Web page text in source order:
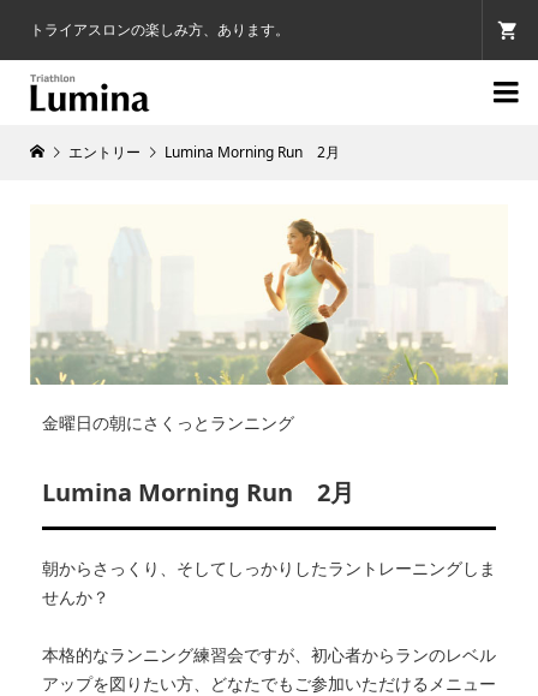
トライアスロンの楽しみ方、あります。

エントリー Lumina Morning Run 2月
金曜日の朝にさくっとランニング
Lumina Morning Run 2月
朝からさっくり、そしてしっかりしたラントレーニングしま
せんか？
本格的なランニング練習会ですが、初心者からランのレベル
アップを図りたい方、どなたでもご参加いただけるメニュー